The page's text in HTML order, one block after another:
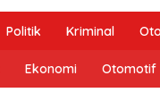
Politik Kriminal
Ekonomi Otomotif